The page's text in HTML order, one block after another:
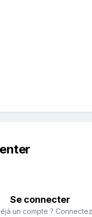
Se connecter
un compte ?